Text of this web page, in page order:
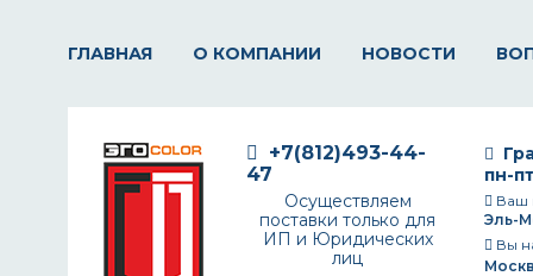
ГЛАВНАЯ О КОМПАНИИ НОВОСТИ
пн-
Ваш
Эль-
Вы
+7(812)493-44-
47
Осуществляем
поставки только для
ИП и Юридических
лиц